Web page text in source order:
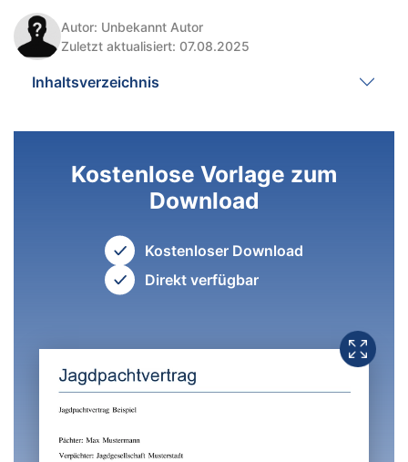
Autor: Unbekannt Autor
Zuletzt aktualisiert: 07.08.2025
Inhaltsverzeichnis
Kostenlose Vorlage zum
Download
Kostenloser Download
Direkt verfügbar